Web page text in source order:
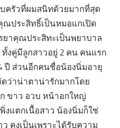
ครัวที่ผมสนิทด้วยมากที่สุด
ประสิทธิ์เป็นหมอแกเปิด
าคุณประสิทะเป็นพยาบาล
งคู่มีลูกสาวอยู่ 2 คน คนแรก
ปี ส่วนอีกคนชื่อน้องนิ่มอายุ
ดว่าน่าตาน่ารักมากโดย
ขาว อวบ หน้าอกใหญ่
งแตกเนื้อสาว น้องนิ่มก็ใช่
คงเป็นเพราะได้รับความ